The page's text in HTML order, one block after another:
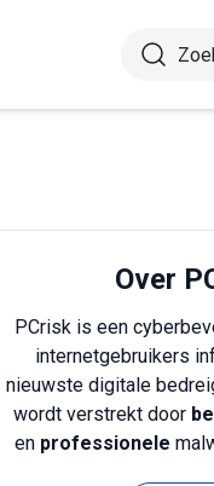
Over
PCrisk is een
internetgebruikers
nieuwste digitale
wordt verstrekt door
en professionele